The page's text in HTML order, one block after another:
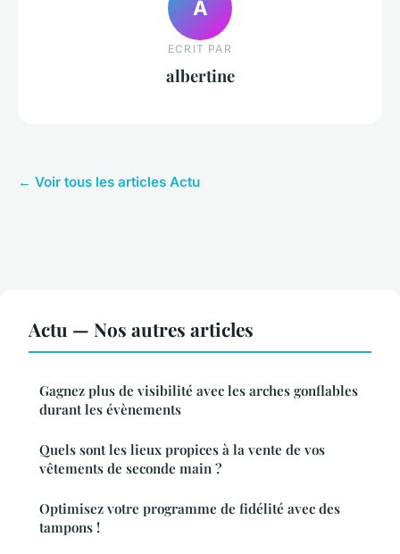
A
ECRIT PAR
albertine
← Voir tous les articles Actu
Actu — Nos autres articles
Gagnez plus de visibilité avec les arches gonflables
durant les évènements
Quels sont les lieux propices à la vente de vos
vêtements de seconde main ?
Optimisez votre programme de fidélité avec des
tampons !